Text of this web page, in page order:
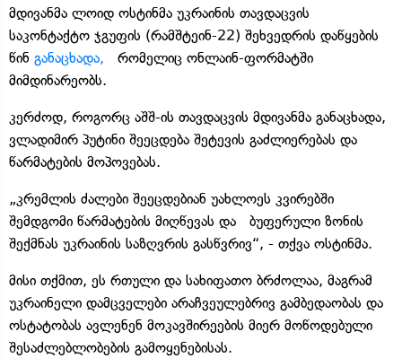
მდივანმა ლოიდ ოსტინმა უკრაინის თავდაცვის
საკონტაქტო ჯგუფის (რამშტეინ-22) შეხვედრის დაწყების
წინ განაცხადა,
რომელიც ონლაინ-ფორმატში
მიმდინარეობს.
კერძოდ, როგორც აშშ-ის თავდაცვის მდივანმა განაცხადა,
ვლადიმირ პუტინი შეეცდება შეტევის გაძლიერებას და
წარმატების მოპოვებას.
„კრემლის ძალები შეეცდებიან უახლოეს კვირებში
შემდგომი წარმატების მიღწევას და ბუფერული ზონის
შექმნას უკრაინის საზღვრის გასწვრივ“, - თქვა ოსტინმა.
მისი თქმით, ეს რთული და სახიფათო ბრძოლაა, მაგრამ
უკრაინელი დამცველები არაჩვეულებრივ გამბედაობას და
ოსტატობას ავლენენ მოკავშირეების მიერ მოწოდებული
შესაძლებლობების გამოყენებისას.